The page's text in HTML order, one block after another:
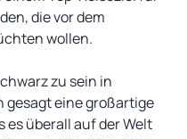
die vor dem
wollen.
zu sein in
gesagt eine großartige
es überall auf der Welt